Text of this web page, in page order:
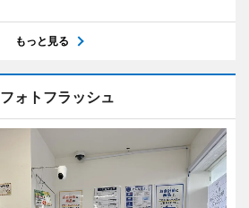
もっと見る
フォトフラッシュ